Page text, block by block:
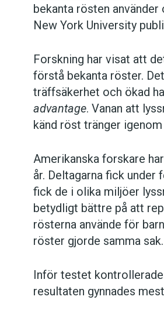
bekanta rösten
New York University
Forskning har visat att
förstå bekanta röster.
träffsäkerhet och ökad
advantage. Vanan att
känd röst tränger
Amerikanska forskare
år. Deltagarna fick under
fick de i olika miljöer
betydligt bättre på att
rösterna använde för
röster gjorde samma sak.
Inför testet
resultaten gynnades